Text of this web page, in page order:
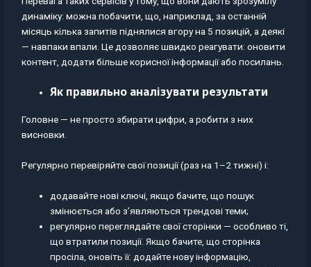
динаміку: можна побачити, що, наприклад, за останній
місяць кілька запитів піднялися вгору на 5 позицій, а деякі
— навпаки впали. Це дозволяє швидко реагувати: оновити
контент, додати більше корисної інформації або посилань.
Як правильно аналізувати результати
Головне — не просто збирати цифри, а робити з них
висновки.
Регулярно перевіряйте свої позиції (раз на 1–2 тижні) і:
додавайте нові ключі, якщо бачите, що пошук
змінюється або з’являються трендові теми;
регулярно переглядайте свої сторінки — особливо ті,
що втратили позиції. Якщо бачите, що сторінка
просіла, оновіть її: додайте нову інформацію,